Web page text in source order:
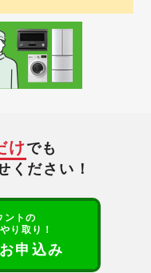
け でも
ください！
ントの
り取り！
申込み